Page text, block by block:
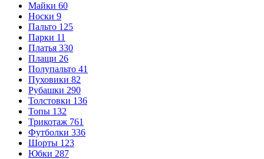
Майки 60
Носки 9
Пальто 125
Парки 11
Платья 330
Плащи 26
Полупальто 41
Пуховики 82
Рубашки 290
Толстовки 136
Топы 132
Трикотаж 761
Футболки 336
Шорты 123
Юбки 287